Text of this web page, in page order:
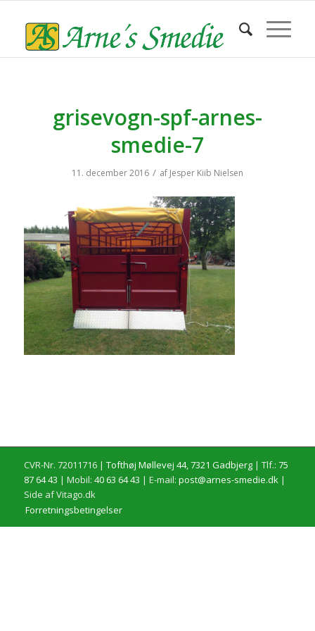
grisevogn-spf-arnes-
smedie-7
11. december 2016 / af Jesper Kiib Nielsen
CVR-Nr. 72011716 | Tofthøj Møllevej 44, 7321 Gadbjerg| Tlf.: 75
87 64 43 | Mobil: 40 63 64 43 | E-mail: post@arnes-smedie.dk|
Side af Vitago.dk
Forretningsbetingelser